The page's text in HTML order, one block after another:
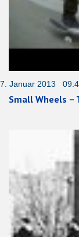
7. Januar 2013
Small Wheels –